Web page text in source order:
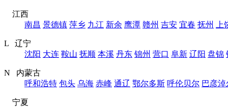
江西
南昌 景德镇 萍乡 九江 新余 鹰潭 赣州 吉安 宜春 抚州 上
L 辽宁
沈阳 大连 鞍山 抚顺 本溪 丹东 锦州 营口 阜新 辽阳 盘锦
N 内蒙古
呼和浩特 包头 乌海 赤峰 通辽 鄂尔多斯 呼伦贝尔 巴彦淖
宁夏